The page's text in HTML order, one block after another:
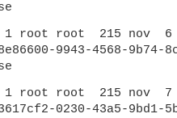
root root 215 nov 6
9943-4568-9b74-
root root 215 nov 7
0230-43a5-9bd1-